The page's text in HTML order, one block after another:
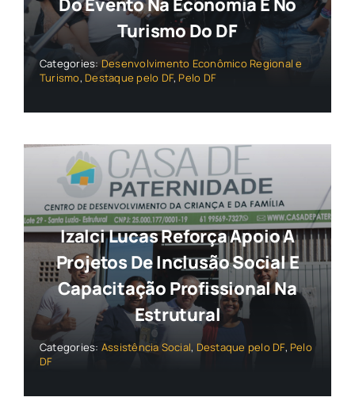
Do Evento Na Economia E No
Turismo Do DF
Categories: Desenvolvimento Econômico Regional e
Turismo, Destaque pelo DF, Pelo DF
Izalci Lucas Reforça Apoio A
Projetos De Inclusão Social E
Capacitação Profissional Na
Estrutural
Categories: Assistência Social, Destaque pelo DF, Pelo
DF